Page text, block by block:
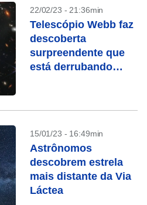
22/02/23 - 21:36min
Telescópio Webb faz
descoberta
surpreendente que
está derrubando
15/01/23 - 16:49min
Astrônomos
descobrem estrela
mais distante da Via
Láctea